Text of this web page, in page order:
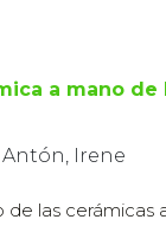
a mano de
Irene
de las cerámicas